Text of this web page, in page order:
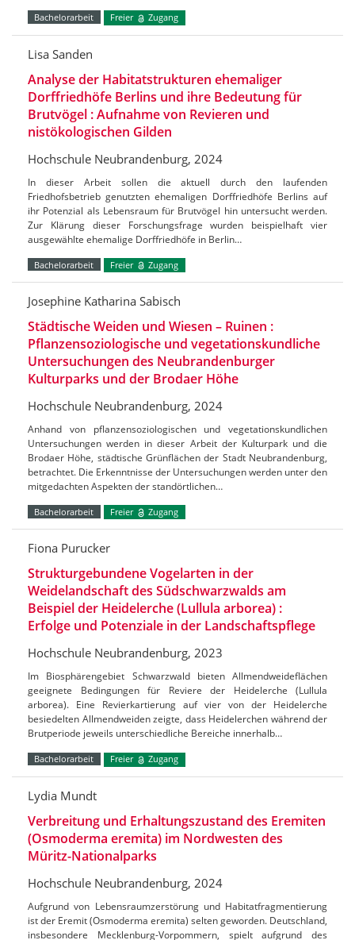
Bachelorarbeit Freier Zugang
Lisa Sanden
Analyse der Habitatstrukturen ehemaliger
Dorffriedhöfe Berlins und ihre Bedeutung für
Brutvögel : Aufnahme von Revieren und
nistökologischen Gilden
Hochschule Neubrandenburg, 2024
In dieser Arbeit sollen die aktuell durch den laufenden
Friedhofsbetrieb genutzten ehemaligen Dorffriedhöfe Berlins auf
ihr Potenzial als Lebensraum für Brutvögel hin untersucht werden.
Zur Klärung dieser Forschungsfrage wurden beispielhaft vier
ausgewählte ehemalige Dorffriedhöfe in Berlin…
Bachelorarbeit Freier Zugang
Josephine Katharina Sabisch
Städtische Weiden und Wiesen – Ruinen :
Pflanzensoziologische und vegetationskundliche
Untersuchungen des Neubrandenburger
Kulturparks und der Brodaer Höhe
Hochschule Neubrandenburg, 2024
Anhand von pflanzensoziologischen und vegetationskundlichen
Untersuchungen werden in dieser Arbeit der Kulturpark und die
Brodaer Höhe, städtische Grünflächen der Stadt Neubrandenburg,
betrachtet. Die Erkenntnisse der Untersuchungen werden unter den
mitgedachten Aspekten der standörtlichen…
Bachelorarbeit Freier Zugang
Fiona Purucker
Strukturgebundene Vogelarten in der
Weidelandschaft des Südschwarzwalds am
Beispiel der Heidelerche (Lullula arborea) :
Erfolge und Potenziale in der Landschaftspflege
Hochschule Neubrandenburg, 2023
Im Biosphärengebiet Schwarzwald bieten Allmendweideflächen
geeignete Bedingungen für Reviere der Heidelerche (Lullula
arborea). Eine Revierkartierung auf vier von der Heidelerche
besiedelten Allmendweiden zeigte, dass Heidelerchen während der
Brutperiode jeweils unterschiedliche Bereiche innerhalb…
Bachelorarbeit Freier Zugang
Lydia Mundt
Verbreitung und Erhaltungszustand des Eremiten
(Osmoderma eremita) im Nordwesten des
Müritz-Nationalparks
Hochschule Neubrandenburg, 2024
Aufgrund von Lebensraumzerstörung und Habitatfragmentierung
ist der Eremit (Osmoderma eremita) selten geworden. Deutschland,
insbesondere Mecklenburg-Vorpommern, spielt aufgrund des